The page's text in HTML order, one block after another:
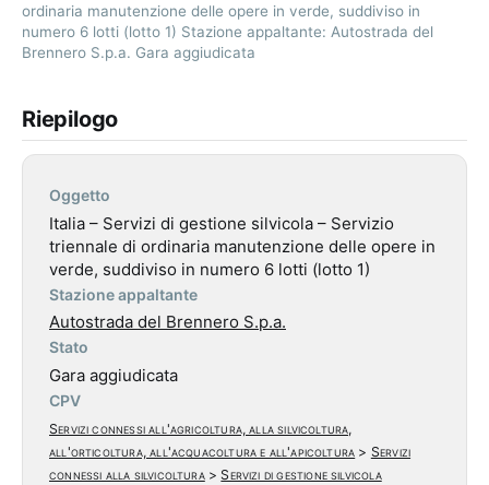
ordinaria manutenzione delle opere in verde, suddiviso in
numero 6 lotti (lotto 1) Stazione appaltante: Autostrada del
Brennero S.p.a. Gara aggiudicata
Riepilogo
Oggetto
Italia – Servizi di gestione silvicola – Servizio
triennale di ordinaria manutenzione delle opere in
verde, suddiviso in numero 6 lotti (lotto 1)
Stazione appaltante
Autostrada del Brennero S.p.a.
Stato
Gara aggiudicata
CPV
Servizi connessi all'agricoltura, alla silvicoltura,
all'orticoltura, all'acquacoltura e all'apicoltura > Servizi
connessi alla silvicoltura> Servizi di gestione silvicola